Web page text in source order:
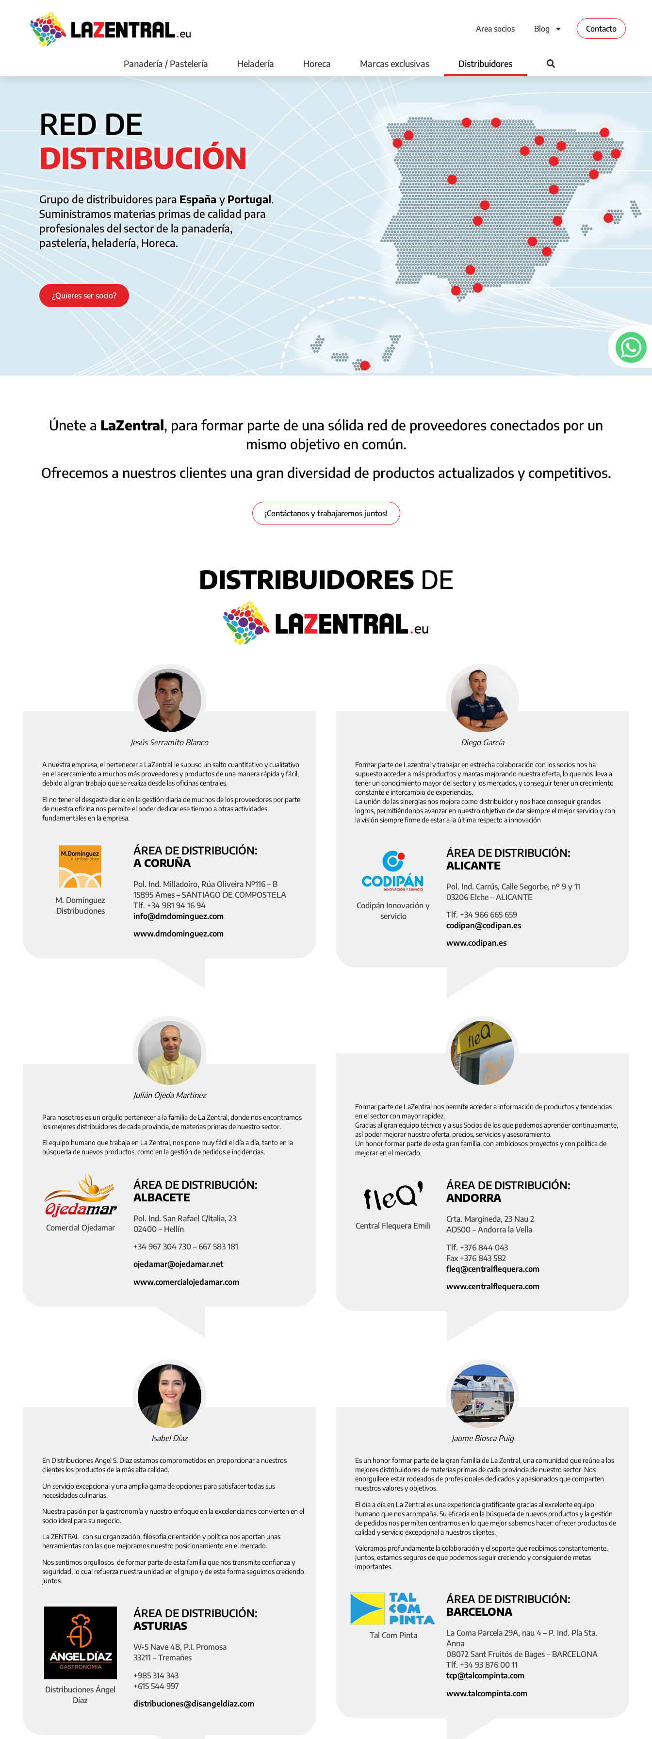
Area socios Blog Contacto
Panadería / Pastelería Heladería Horeca Marcas exclusivas Distribuidores
RED DE
DISTRIBUCIÓN
Grupo de distribuidores para España yPortugal.
Suministramos materias primas de calidad para
profesionales del sector de la panadería,
pastelería, heladería,Horeca.
¿Quieres ser socio?
Únete a LaZentral, para formar parte de una sólida red de proveedores conectados por un
mismo objetivo en común.
Ofrecemos a nuestros clientes una gran diversidad de productos actualizados y competitivos.
¡Contáctanos y trabajaremos juntos!
DISTRIBUIDORES DE
Jesús Serramito Blanco
A nuestra empresa, el pertenecer a LaZentral le supuso un salto cuantitativo y cualitativo
en el acercamiento a muchos más proveedores y productos de una manera rápida y fácil,
debido al gran trabajo que se realiza desde las oficinas centrales.
El no tener el desgaste diario en la gestión diaria de muchos de los proveedores por parte
de nuestra oficina nos permite el poder dedicar ese tiempo a otras actividades
fundamentales en la empresa.
M. Domínguez
Distribuciones
ÁREA DE DISTRIBUCIÓN:
A CORUÑA
Pol. Ind. Milladoiro, Rúa Oliveira Nº116 – B
15895 Ames – SANTIAGO DE COMPOSTELA
Tlf. +34 981 94 16 94
info@dmdominguez.com
www.dmdominguez.com
Diego García
Formar parte de Lazentral y trabajar en estrecha colaboración con los socios nos ha
supuesto acceder a más productos y marcas mejorando nuestra oferta, lo que nos lleva a
tener un conocimiento mayor del sector y los mercados, y conseguir tener un crecimiento
constante e intercambio de experiencias.
La unión de las sinergias nos mejora como distribuidor y nos hace conseguir grandes
logros, permitiéndonos avanzar en nuestro objetivo de dar siempre el mejor servicio y con
la visión siempre firme de estar a la última respecto a innovación
Codipán Innovación y
servicio
ÁREA DE DISTRIBUCIÓN:
ALICANTE
Pol. Ind. Carrús, Calle Segorbe, nº 9 y 11
03206 Elche – ALICANTE
Tlf. +34 966 665 659
codipan@codipan.es
www.codipan.es
Julián Ojeda Martínez
Para nosotros es un orgullo pertenecer a la familia de La Zentral, donde nos encontramos
los mejores distribuidores de cada provincia, de materias primas de nuestro sector.
El equipo humano que trabaja en La Zentral, nos pone muy fácil el día a día, tanto en la
búsqueda de nuevos productos, como en la gestión de pedidos e incidencias.
Comercial Ojedamar
ÁREA DE DISTRIBUCIÓN:
ALBACETE
Pol. Ind. San Rafael C/Italia, 23
02400 – Hellín
+34 967 304 730 – 667 583 181
ojedamar@ojedamar.net
www.comercialojedamar.com
Formar parte de LaZentral nos permite acceder a información de productos y tendencias
en el sector con mayor rapidez.
Gracias al gran equipo técnico y a sus Socios de los que podemos aprender continuamente,
así poder mejorar nuestra oferta, precios, servicios y asesoramiento.
Un honor formar parte de esta gran família, con ambiciosos proyectos y con política de
mejorar en el mercado.
Central Flequera Emili
ÁREA DE DISTRIBUCIÓN:
ANDORRA
Crta. Margineda, 23 Nau 2
AD500 – Andorra la Vella
Tlf. +376 844 043
Fax +376 843 582
fleq@centralflequera.com
www.centralflequera.com
Isabel Díaz
En Distribuciones Angel S. Diaz estamos comprometidos en proporcionar a nuestros
clientes los productos de la más alta calidad.
Un servicio excepcional y una amplia gama de opciones para satisfacer todas sus
necesidades culinarias.
Nuestra pasión por la gastronomía y nuestro enfoque en la excelencia nos convierten en el
socio ideal para su negocio.
La ZENTRAL con su organización, filosofía,orientación y política nos aportan unas
herramientas con las que mejoramos nuestro posicionamiento en el mercado.
Nos sentimos orgullosos de formar parte de esta familia que nos transmite confianza y
seguridad, lo cual refuerza nuestra unidad en el grupo y de esta forma seguimos creciendo
juntos.
Distribuciones Ángel
Díaz
ÁREA DE DISTRIBUCIÓN:
ASTURIAS
W-5 Nave 48, P.I. Promosa
33211 – Tremañes
+985 314 343
+615 544 997
distribuciones@disangeldiaz.com
Jaume Biosca Puig
Es un honor formar parte de la gran familia de La Zentral, una comunidad que reúne a los
mejores distribuidores de materias primas de cada provincia de nuestro sector. Nos
enorgullece estar rodeados de profesionales dedicados y apasionados que comparten
nuestros valores y objetivos.
El día a día en La Zentral es una experiencia gratificante gracias al excelente equipo
humano que nos acompaña. Su eficacia en la búsqueda de nuevos productos y la gestión
de pedidos nos permiten centrarnos en lo que mejor sabemos hacer: ofrecer productos de
calidad y servicio excepcional a nuestros clientes.
Valoramos profundamente la colaboración y el soporte que recibimos constantemente.
Juntos, estamos seguros de que podemos seguir creciendo y consiguiendo metas
importantes.
Tal Com Pinta
ÁREA DE DISTRIBUCIÓN:
BARCELONA
La Coma Parcela 29A, nau 4 – P. Ind. Pla Sta.
Anna
08072 Sant Fruitós de Bages – BARCELONA
Tlf. +34 93 876 00 11
tcp@talcompinta.com
www.talcompinta.com